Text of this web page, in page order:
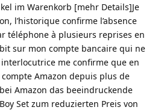
im Warenkorb [mehr Details]Je
l’historique confirme l’absence
téléphone à plusieurs reprises en
sur mon compte bancaire qui ne
me confirme que en
Amazon depuis plus de
Amazon das beeindruckende
Set zum reduzierten Preis von